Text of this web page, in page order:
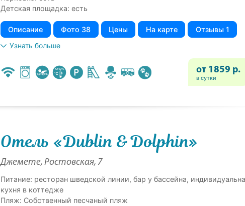
Детская площадка: есть
Описание Фото 38 Цены На карте
Отзывы 1
Узнать больше
от 1859 р.
в сутки
Отель «Dublin & Dolphin»
Джемете, Ростовская, 7
Питание: ресторан шведской линии, бар у бассейна,
кухня в коттедже
Пляж: Собственный песчаный пляж